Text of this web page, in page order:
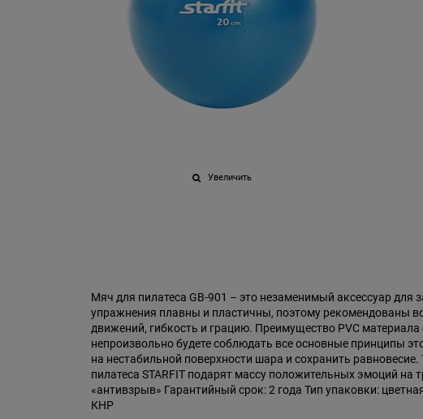
Увеличить
Мяч для пилатеса GB-901 – это незаменимый аксессуар для
упражнения плавны и пластичны, поэтому рекомендованы
движений, гибкость и грацию. Преимущество PVC
непроизвольно будете соблюдать все основные принципы
на нестабильной поверхности шара и сохранить
пилатеса STARFIT подарят массу положительных эмоций
«антивзрыв» Гарантийный срок: 2 года Тип упаковки:
КНР